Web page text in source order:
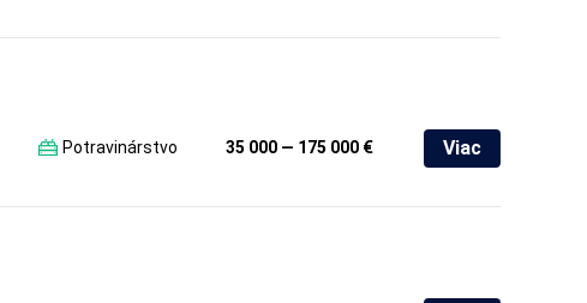
Potravinárstvo 35 000 — 175 000 € Viac